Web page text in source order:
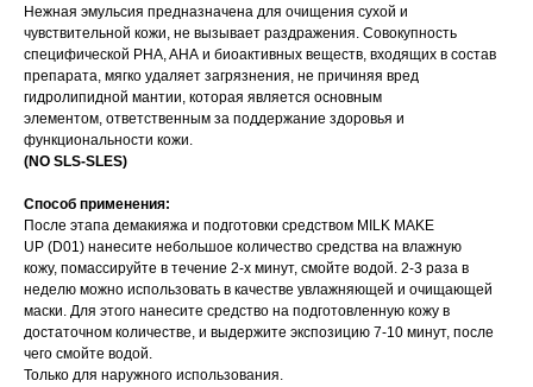
Нежная эмульсия предназначена для очищения сухой и
чувствительной кожи, не вызывает раздражения. Совокупность
специфической PHA, AHA и биоактивных веществ, входящих в состав
препарата, мягко удаляет загрязнения, не причиняя вред
гидролипидной мантии, которая является основным
элементом, ответственным за поддержание здоровья и
функциональности кожи.
(NO SLS-SLES)
Способ применения:
После этапа демакияжа и подготовки средством MILK MAKE
UP (D01) нанесите небольшое количество средства на влажную
кожу, помассируйте в течение 2-х минут, смойте водой. 2-3 раза в
неделю можно использовать в качестве увлажняющей и очищающей
маски. Для этого нанесите средство на подготовленную кожу в
достаточном количестве, и выдержите экспозицию 7-10 минут, после
чего смойте водой.
Только для наружного использования.